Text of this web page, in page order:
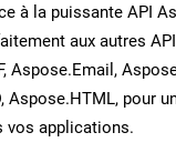
à la puissante API
aux autres
Aspose.Email,
Aspose.HTML, pour
vos applications.